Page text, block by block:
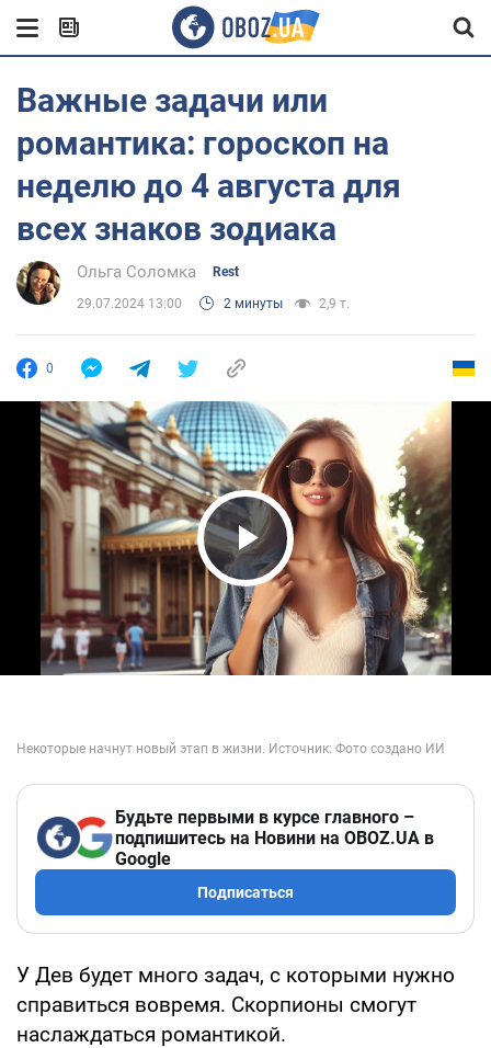
Важные задачи или
романтика: гороскоп на
неделю до 4 августа для
всех знаков зодиака
Ольга Соломка Rest
29.07.2024 13:00 2 минуты 2,9 т.
0
Play Video
Будьте первыми в курсе главного –
подпишитесь на Новини на OBOZ.UA в
Google
Подписаться
У Дев будет много задач, с которыми нужно
справиться вовремя. Скорпионы смогут
наслаждаться романтикой.